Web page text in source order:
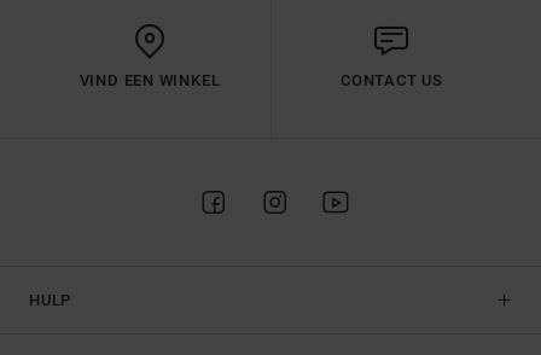
VIND EEN WINKEL CONTACT US
HULP